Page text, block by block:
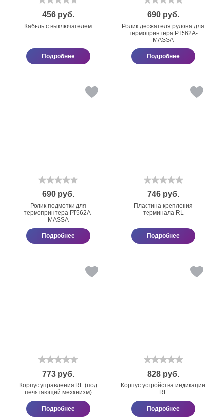
456 руб.
Кабель с выключателем
Подробнее
690 руб.
Ролик держателя рулона для
термопринтера РТ562А-
МАSSА
Подробнее
690 руб.
Ролик подмотки для
термопринтера РТ562А-
МАSSА
Подробнее
746 руб.
Пластина крепления
терминала RL
Подробнее
773 руб.
Корпус управления RL (под
печатающий механизм)
Подробнее
828 руб.
Корпус устройства индикации
RL
Подробнее